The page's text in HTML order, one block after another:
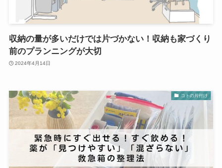
収納の量が多いだけでは片づかない！収納も家づくり
前のプランニングが大切
2024年4月14日
コトの片付け